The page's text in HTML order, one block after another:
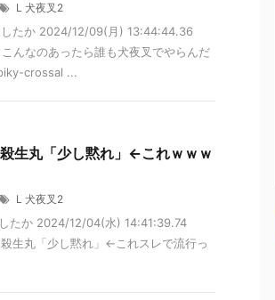
L 犬夜叉2
たか 2024/12/09(月) 13:44:44.36
んなのあったら誰も犬夜叉でやらんだ
crossal ...
生丸「少し黙れ」←これｗｗｗ
L 犬夜叉2
たか 2024/12/04(水) 14:41:39.74
生丸「少し黙れ」←これスレで流行っ